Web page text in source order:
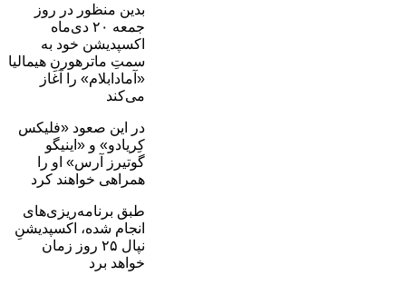
بدین منظور در روز
جمعه ۲۰ دی‌ماه
اکسپدیشن خود به
سمتِ ماترهورنِ هیمالیا
«آمادابلام» را آغاز
می‌کند
در این صعود «فلیکس
کِریادو» و «اینیگو
گوتیرز آرس» او را
همراهی خواهند کرد
طبق برنامه‌ریزی‌های
انجام شده، اکسپدیشنِ
نپال ۲۵ روز زمان
خواهد برد